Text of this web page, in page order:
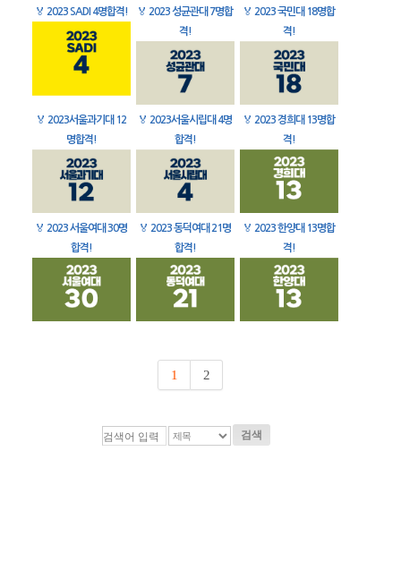
🏅 2023 SADI 4명합격! 🏅 2023 성균관대 7명합
격!
🏅 2023 국민대 18명합
격!
🏅 2023서울과기대 12
명합격!
🏅 2023서울시립대 4명
합격!
🏅 2023 경희대 13명합
격!
🏅 2023 서울여대 30명
합격!
🏅 2023 동덕여대 21명
합격!
🏅 2023 한양대 13명합
격!
1 2
검색